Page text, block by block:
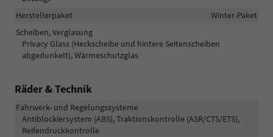
Herstellerpaket
Winter-Paket
Scheiben, Verglasung
Privacy Glass (Heckscheibe und hintere Seitenscheiben
abgedunkelt), Wärmeschutzglas
Räder & Technik
Fahrwerk- und Regelungssysteme
Antiblockiersystem (ABS), Traktionskontrolle (ASR/CTS/ETS),
Reifendruckkontrolle